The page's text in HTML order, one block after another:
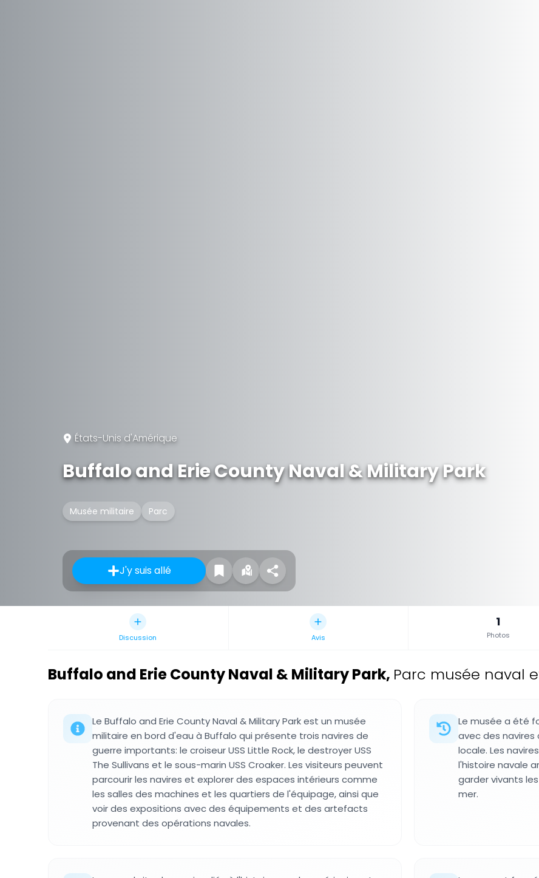
États-Unis d'Amérique
Buffalo and Erie County Naval & Military Park
Musée militaire Parc
J'y suis allé
Discussion Avis
1
Photos
Buffalo and Erie County Naval & Military Park, Parc musée naval
Le Buffalo and Erie County Naval & Military Park est un musée
militaire en bord d'eau à Buffalo qui présente trois navires de
guerre importants: le croiseur USS Little Rock, le destroyer USS
The Sullivans et le sous-marin USS Croaker. Les visiteurs peuvent
parcourir les navires et explorer des espaces intérieurs comme
les salles des machines et les quartiers de l'équipage, ainsi que
voir des expositions avec des équipements et des artefacts
provenant des opérations navales.
Le musée a été
avec des navires
locale. Les
l'histoire navale
garder vivants
mer.